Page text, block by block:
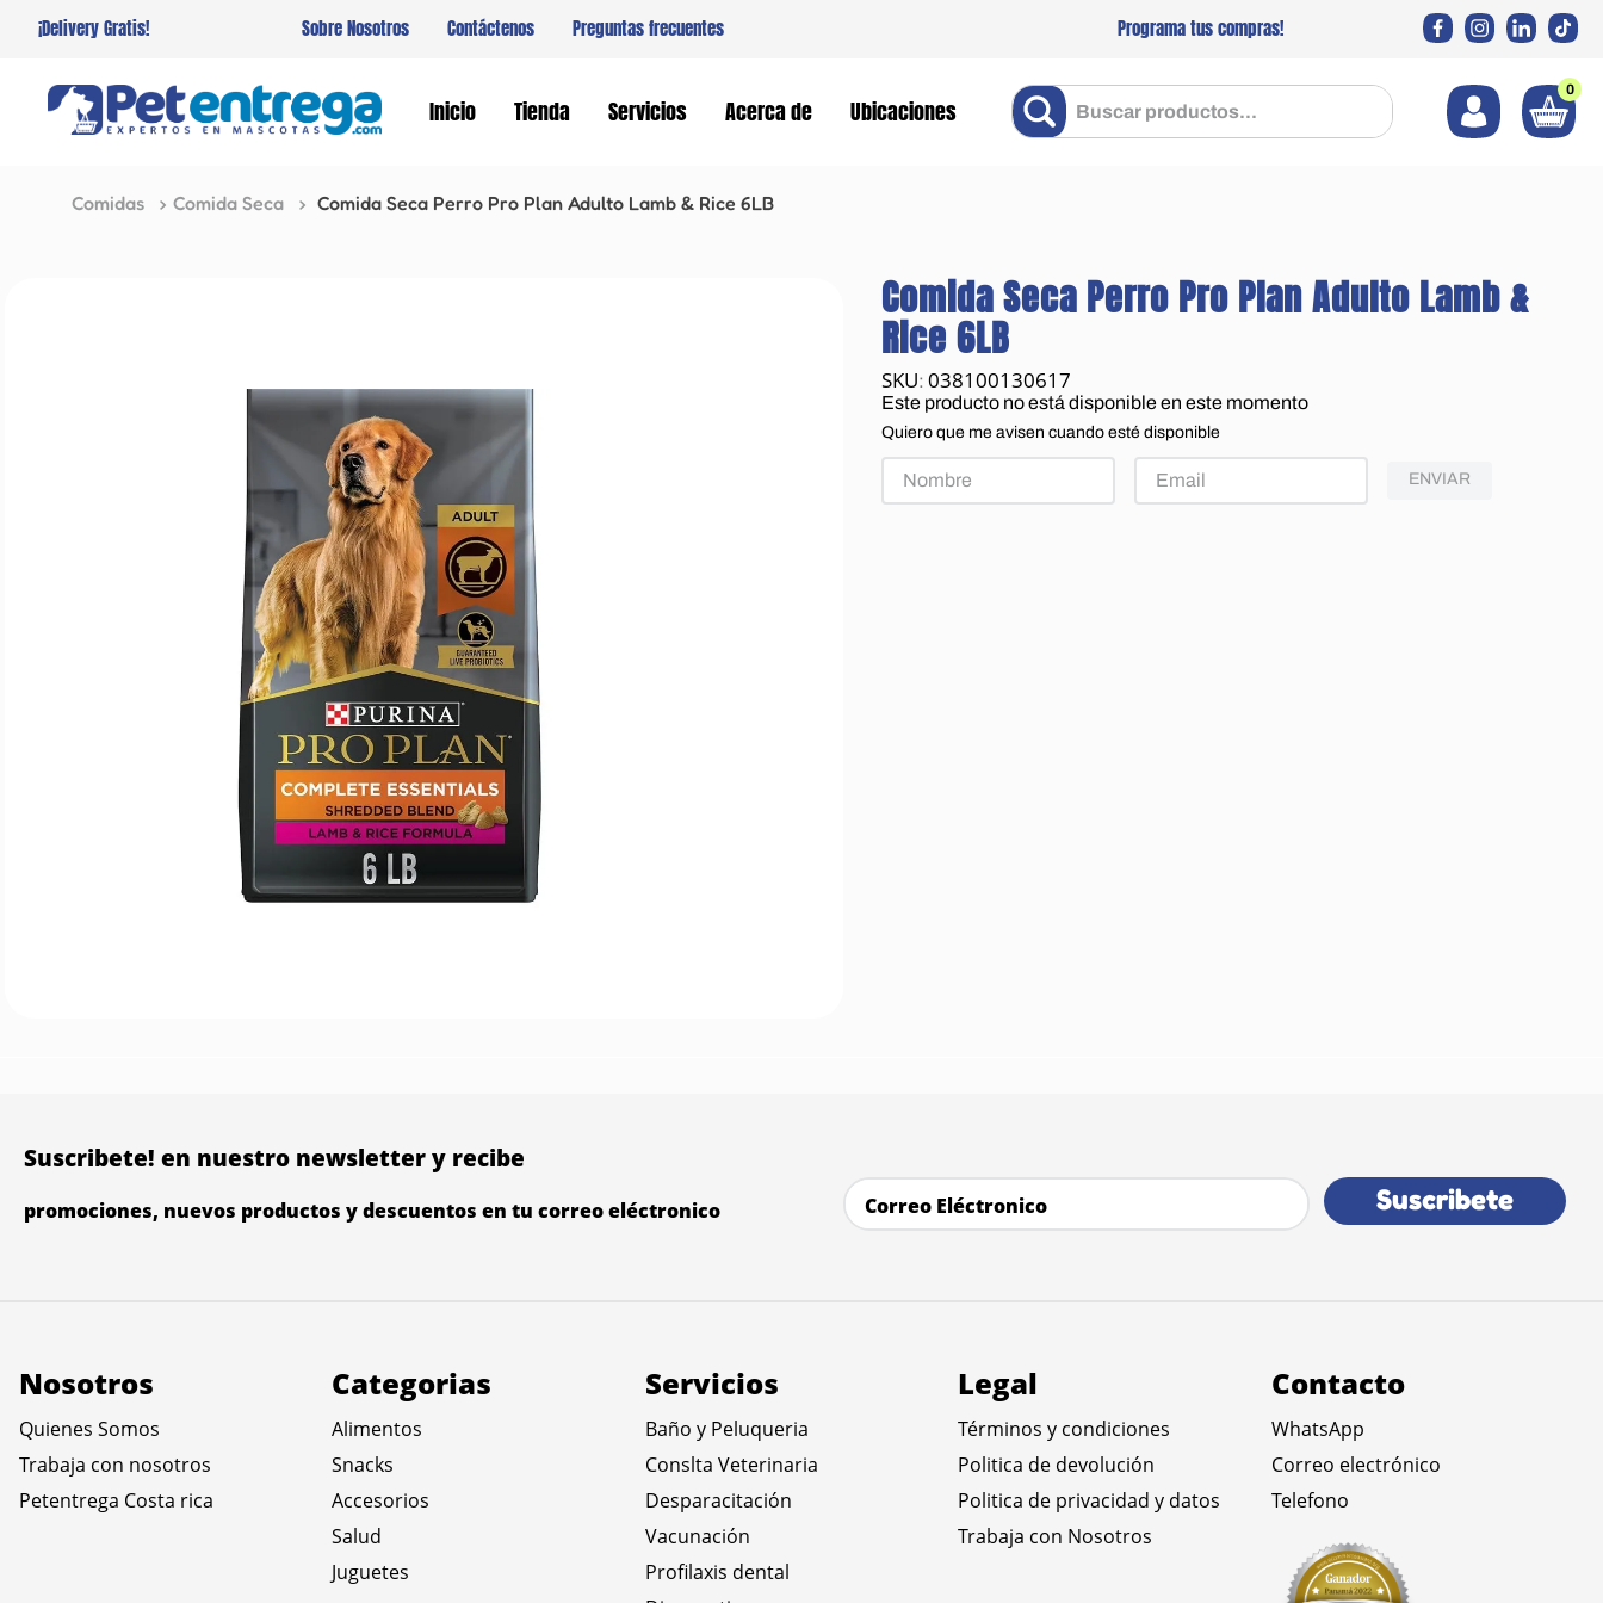
¡Delivery Gratis! Sobre Nosotros Contáctenos Preguntas frecuentes Programa tus compras!
Inicio Tienda Servicios Acerca de Ubicaciones
Buscar productos... 0
Comidas Comida Seca Comida Seca Perro Pro Plan Adulto Lamb & Rice 6LB
Comida Seca Perro Pro Plan Adulto Lamb &
Rice 6LB
: 038100130617
Este producto no está disponible en este momento
Quiero que me avisen cuando esté disponible
ENVIAR
Suscribete! en nuestro newsletter y recibe
promociones, nuevos productos y descuentos en tu correo eléctronico Suscribete
Nosotros
Quienes Somos
Trabaja con nosotros
Petentrega Costa rica
Categorias
Alimentos
Snacks
Accesorios
Salud
Juguetes
Servicios
Baño y Peluqueria
Conslta Veterinaria
Desparacitación
Vacunación
Profilaxis dental
Legal
Términos y condiciones
Politica de devolución
Politica de privacidad y datos
Trabaja con Nosotros
Contacto
WhatsApp
Correo electrónico
Telefono